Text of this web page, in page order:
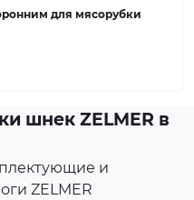
для мясорубки
шнек ZELMER в
и
ZELMER